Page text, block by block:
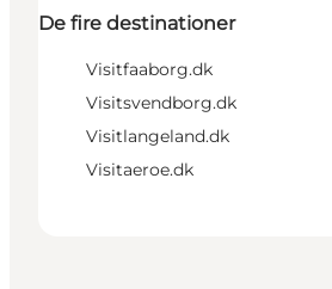
De fire destinationer
Visitfaaborg.dk
Visitsvendborg.dk
Visitlangeland.dk
Visitaeroe.dk